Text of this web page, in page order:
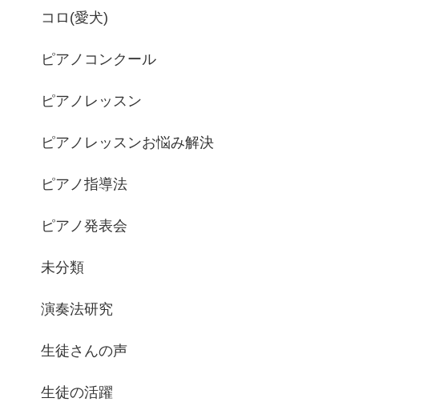
コロ(愛犬)
ピアノコンクール
ピアノレッスン
ピアノレッスンお悩み解決
ピアノ指導法
ピアノ発表会
未分類
演奏法研究
生徒さんの声
生徒の活躍